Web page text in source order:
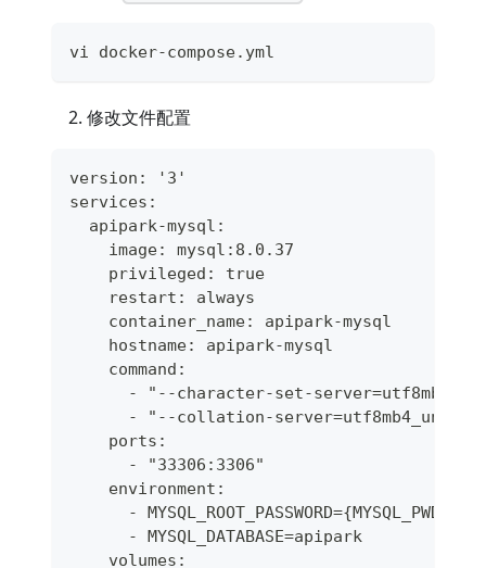
vi docker-compose.yml
修改文件配置
version: '3'
services:
  apipark-mysql:
    image: mysql:8.0.37
    privileged: true
    restart: always
    container_name: apipark-mysql
    hostname: apipark-mysql
    command:
      - "--character-set-server=utf8mb4"
- "--collation-
    ports:
      - "33306:3306"
    environment:
      - MYSQL_ROOT_PASSWORD={MYSQL_PWD}
      - MYSQL_DATABASE=apipark
    volumes: